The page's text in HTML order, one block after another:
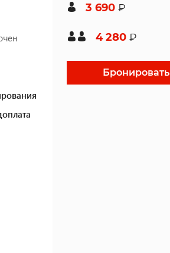
3 690 ₽
4 280 ₽
Бронировать